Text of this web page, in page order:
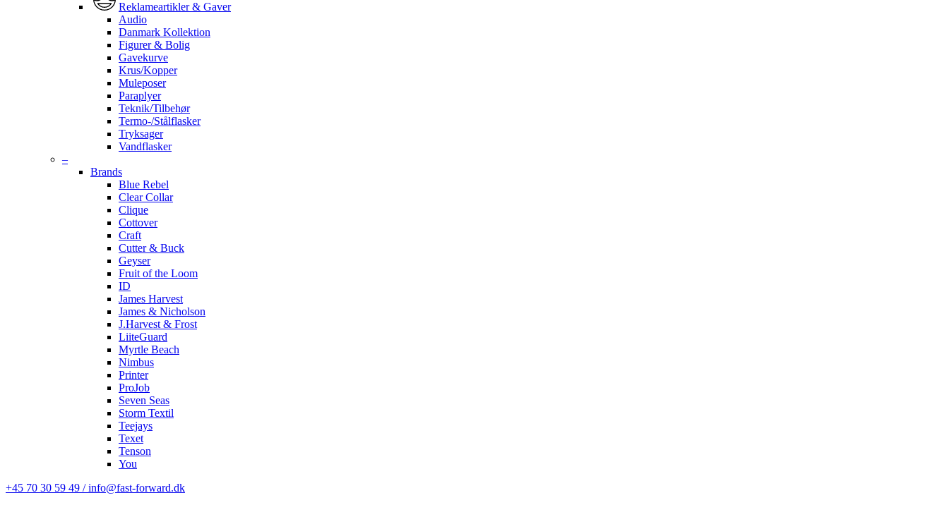
Reklameartikler & Gaver
Audio
Danmark Kollektion
Figurer & Bolig
Gavekurve
Krus/Kopper
Muleposer
Paraplyer
Teknik/Tilbehør
Termo-/Stålflasker
Tryksager
Vandflasker
–
Brands
Blue Rebel
Clear Collar
Clique
Cottover
Craft
Cutter & Buck
Geyser
Fruit of the Loom
ID
James Harvest
James & Nicholson
J.Harvest & Frost
LiiteGuard
Myrtle Beach
Nimbus
Printer
ProJob
Seven Seas
Storm Textil
Teejays
Texet
Tenson
You
+45 70 30 59 49 / info@fast-forward.dk